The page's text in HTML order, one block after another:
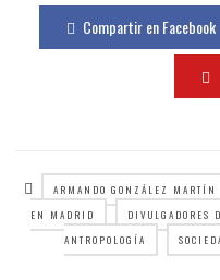
Compartir en Facebook
ARMANDO GONZÁLEZ MARTÍN
EN MADRID
DIVULGADORES
ANTROPOLOGÍA